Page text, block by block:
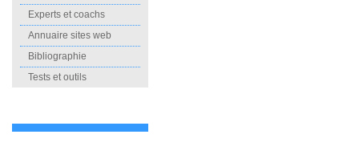
Experts et coachs
Annuaire sites web
Bibliographie
Tests et outils